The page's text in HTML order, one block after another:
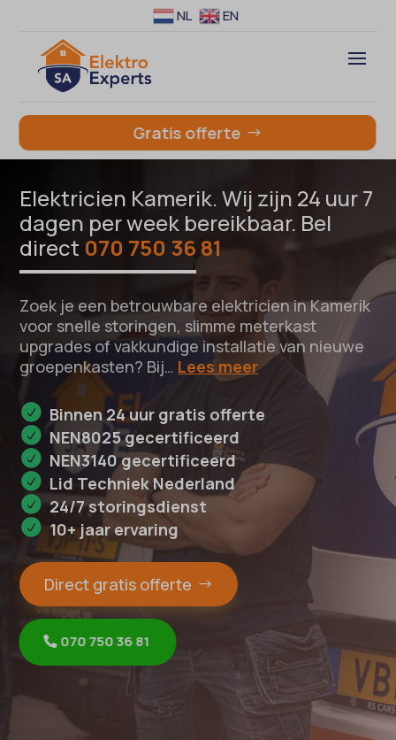
NL EN
Gratis offerte
Elektricien Kamerik. Wij zijn 24 uur 7
dagen per week bereikbaar. Bel
direct 070 750 36 81
Zoek je een betrouwbare elektricien in Kamerik
voor snelle storingen, slimme meterkast
upgrades of vakkundige installatie van nieuwe
groepenkasten? Bij… Lees meer
Binnen 24 uur gratis offerte
NEN8025 gecertificeerd
NEN3140 gecertificeerd
Lid Techniek Nederland
24/7 storingsdienst
10+ jaar ervaring
Direct gratis offerte
070 750 36 81